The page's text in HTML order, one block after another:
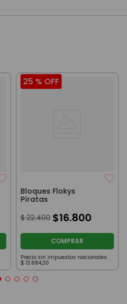
25 % OFF
Bloques Flokys
Piratas
$ 22.400 $16.800
COMPRAR
Precio sin impuestos nacionales:
$ 13.884,30